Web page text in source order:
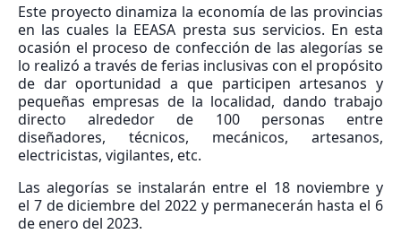
Este proyecto dinamiza la economía de las provincias
en las cuales la EEASA presta sus servicios. En esta
ocasión el proceso de confección de las alegorías se
lo realizó a través de ferias inclusivas con el propósito
de dar oportunidad a que participen artesanos y
pequeñas empresas de la localidad, dando trabajo
directo alrededor de 100 personas entre
diseñadores, técnicos, mecánicos, artesanos,
electricistas, vigilantes, etc.
Las alegorías se instalarán entre el 18 noviembre y
el 7 de diciembre del 2022 y permanecerán hasta el 6
de enero del 2023.